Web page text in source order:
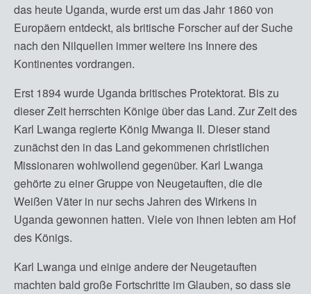
das heute Uganda, wurde erst um das Jahr 1860 von
Europäern entdeckt, als britische Forscher auf der Suche
nach den Nilquellen immer weitere ins Innere des
Kontinentes vordrangen.
Erst 1894 wurde Uganda britisches Protektorat. Bis zu
dieser Zeit herrschten Könige über das Land. Zur Zeit des
Karl Lwanga regierte König Mwanga II. Dieser stand
zunächst den in das Land gekommenen christlichen
Missionaren wohlwollend gegenüber. Karl Lwanga
gehörte zu einer Gruppe von Neugetauften, die die
Weißen Väter in nur sechs Jahren des Wirkens in
Uganda gewonnen hatten. Viele von ihnen lebten am Hof
des Königs.
Karl Lwanga und einige andere der Neugetauften
machten bald große Fortschritte im Glauben, so dass sie